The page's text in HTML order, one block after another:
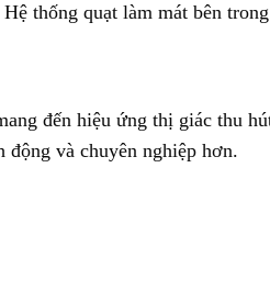
thống quạt làm mát bên
đến hiệu ứng thị giác thu
động và chuyên nghiệp hơn.